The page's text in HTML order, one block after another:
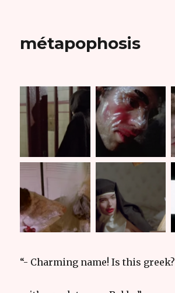
métapophosis
“- Charming name! Is this greek?